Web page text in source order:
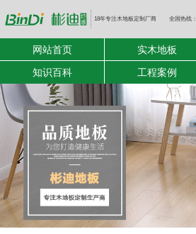
18年专注木地板定制厂商 全国热线：
网站首页 实木地板
知识百科
工程案例